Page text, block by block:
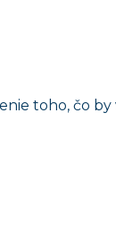
toho, čo